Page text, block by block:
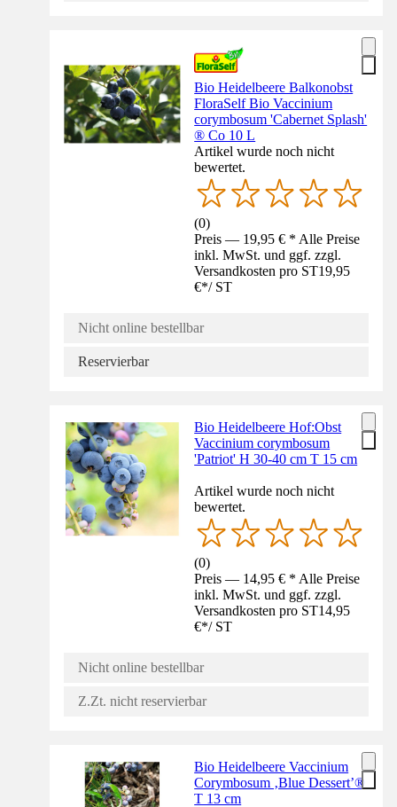
Bio Heidelbeere Balkonobst
FloraSelf Bio Vaccinium
corymbosum 'Cabernet Splash'
® Co 10 L
Artikel wurde noch nicht
bewertet.
(0)
Preis — 19,95 € * Alle Preise
inkl. MwSt. und ggf. zzgl.
Versandkosten pro ST19,95
€*/ ST
Nicht online bestellbar
Reservierbar
Bio Heidelbeere Hof:Obst
Vaccinium corymbosum
'Patriot' H 30-40 cm T 15 cm
Artikel wurde noch nicht
bewertet.
(0)
Preis — 14,95 € * Alle Preise
inkl. MwSt. und ggf. zzgl.
Versandkosten pro ST14,95
€*/ ST
Nicht online bestellbar
Z.Zt. nicht reservierbar
Bio Heidelbeere Vaccinium
Corymbosum ‚Blue Dessert’®
T 13 cm